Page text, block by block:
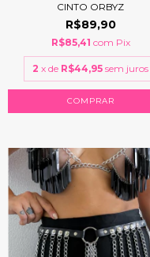
CINTO ORBYZ
R$89,90
R$85,41 com Pix
2 x de R$44,95 sem juros
COMPRAR